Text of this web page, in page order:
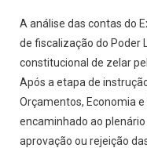
A análise das contas do
de fiscalização do Poder
constitucional de zelar
Após a etapa de
Orçamentos, Economia
encaminhado ao
aprovação ou rejeição